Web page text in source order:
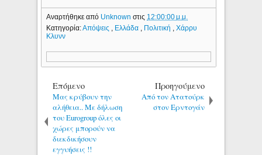
Αναρτήθηκε από Unknownστις 12:00:00 μ.μ.
Κατηγορία:Απόψεις Ελλάδα Πολιτική ,Χάρρυ
Κλυνν
Επόμενο
Μας κρύβουν την
αλήθεια.. Με δήλωση
του Eurogroup όλες οι
χώρες μπορούν να
διεκδικήσουν
εγγυήσεις !!
Προηγούμενο
Από τον Ατατούρκ
στον Ερντογάν